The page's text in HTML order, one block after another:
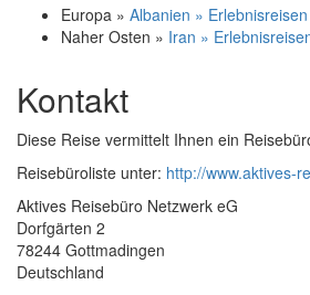
Europa » Albanien » Erlebnisreisen
Naher Osten » Iran »
Kontakt
Diese Reise vermittelt Ihnen ein
Reisebüroliste unter: http://www.aktives-
Aktives Reisebüro Netzwerk eG
Dorfgärten 2
78244 Gottmadingen
Deutschland